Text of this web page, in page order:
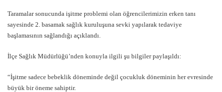
Taramalar sonucunda işitme problemi olan öğrencilerimizin erken tanı
sayesinde 2. basamak sağlık kuruluşuna sevki yapılarak tedaviye
başlamasının sağlandığı açıklandı.
İlçe Sağlık Müdürlüğü’nden konuyla ilgili şu bilgiler paylaşıldı:
“İşitme sadece bebeklik döneminde değil çocukluk döneminin her evresinde
büyük bir öneme sahiptir.